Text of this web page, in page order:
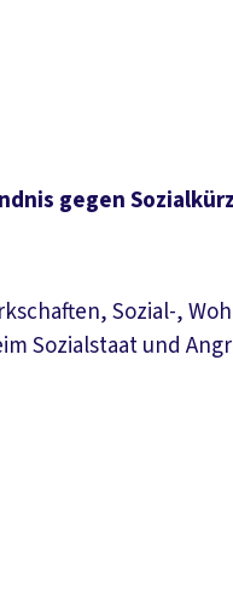
gegen
Sozial-,
Sozialstaat und